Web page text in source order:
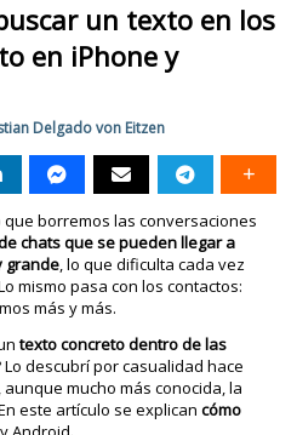
un texto en los
en iPhone y
Delgado von Eitzen
borremos las conversaciones
chats que se pueden llegar a
grande, lo que dificulta cada vez
mismo pasa con los contactos:
más y más.
texto concreto dentro de las
Lo descubrí por casualidad hace
mucho más conocida, la
este artículo se explicancómo